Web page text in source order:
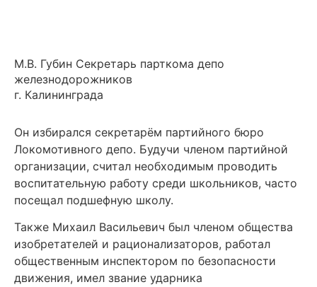
М.В. Губин Секретарь парткома депо
железнодорожников
г. Калининграда
Он избирался секретарём партийного бюро
Локомотивного депо. Будучи членом партийной
организации, считал необходимым проводить
воспитательную работу среди школьников, часто
посещал подшефную школу.
Также Михаил Васильевич был членом общества
изобретателей и рационализаторов, работал
общественным инспектором по безопасности
движения, имел звание ударника